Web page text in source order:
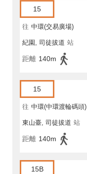
15
往 中環(交易廣場)
紀園, 司徒拔道 站
距離 140m
15
往 中環(中環渡輪碼頭)
東山臺, 司徒拔道 站
距離 140m
15B